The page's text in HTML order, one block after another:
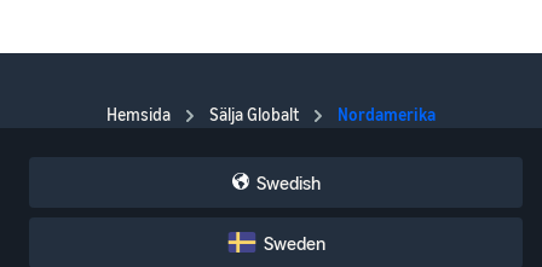
Hemsida Sälja Globalt Nordamerika
Swedish
Sweden